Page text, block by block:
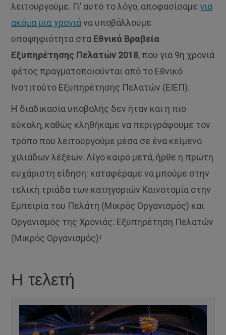
λειτουργούμε. Γι’ αυτό το λόγο, αποφασίσαμε για
ακόμα μια χρονιάνα υποβάλλουμε
υποψηφιότητα στα Εθνικά Βραβεία
Εξυπηρέτησης Πελατών 2018, που για 9η χρονιά
φέτος πραγματοποιούνται από το Εθνικό
Ινστιτούτο Εξυπηρέτησης Πελατών (ΕΙΕΠ).
Η διαδικασία υποβολής δεν ήταν και η πιο
εύκολη, καθώς κληθήκαμε να περιγράψουμε τον
τρόπο που λειτουργούμε μέσα σε ένα κείμενο
χιλιάδων λέξεων. Λίγο καιρό μετά, ήρθε η πρώτη
ευχάριστη είδηση: καταφέραμε να μπούμε στην
τελική τριάδα των κατηγοριών Καινοτομία στην
Εμπειρία του Πελάτη (Μικρός Οργανισμός) και
Οργανισμός της Χρονιάς: Εξυπηρέτηση Πελατών
(Μικρός Οργανισμός)!
Η τελετή